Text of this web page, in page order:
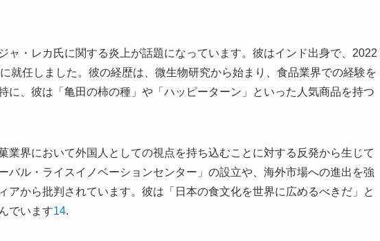
ャ・レカ氏に関する炎上が話題になっています。彼はインド出身で、2022
就任しました。彼の経歴は、微生物研究から始まり、食品業界での経験を
に、彼は「亀田の柿の種」や「ハッピーターン」といった人気商品を持つ
業界において外国人としての視点を持ち込むことに対する反発から生じて
バル・ライスイノベーションセンター」の設立や、海外市場への進出を強
アから批判されています。彼は「日本の食文化を世界に広めるべきだ」と
でいます14.